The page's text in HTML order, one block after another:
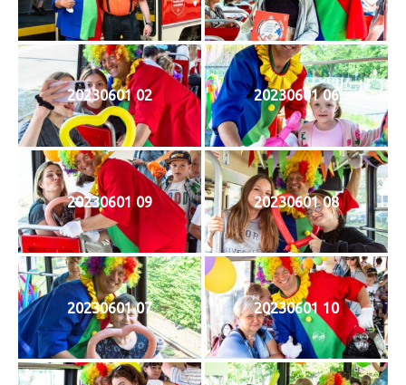
20230601 02 20230601 06
20230601 09 20230601 08
20230601 07 20230601 10